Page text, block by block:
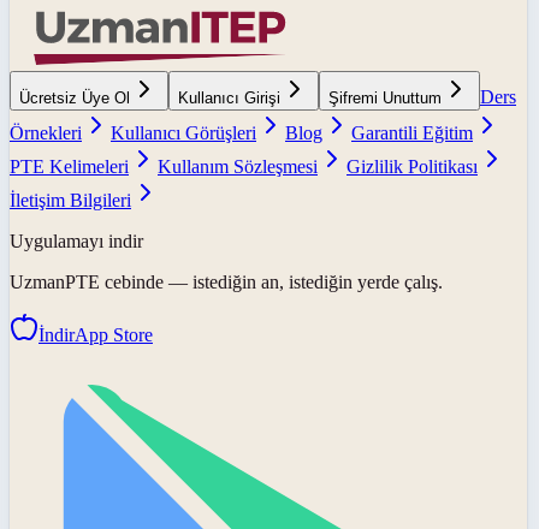
Ücretsiz Üye Ol Kullanıcı Girişi Şifremi Unuttum
Ders
Örnekleri
Kullanıcı Görüşleri Blog
Garantili Eğitim
PTE Kelimeleri
Kullanım Sözleşmesi
Gizlilik Politikası
İletişim Bilgileri
Uygulamayı indir
UzmanPTE cebinde — istediğin an, istediğin yerde çalış.
İndirApp Store